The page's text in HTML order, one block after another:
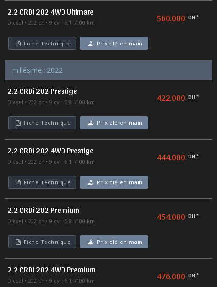
2.2 CRDi 202 4WD Ultimate
Diesel 202 ch 9 cv 6,1 l/100 km 560.000 DH *
Fiche Technique Prix clé en main
millésime : 2022
2.2 CRDi 202 Prestige
Diesel 202 ch 9 cv 5,8 l/100 km 422.000 DH *
Fiche Technique Prix clé en main
2.2 CRDi 202 4WD Prestige
Diesel 202 ch 9 cv 6,1 l/100 km 444.000 DH *
Fiche Technique Prix clé en main
2.2 CRDi 202 Premium
Diesel 202 ch 9 cv 5,8 l/100 km 454.000 DH *
Fiche Technique Prix clé en main
2.2 CRDi 202 4WD Premium
Diesel 202 ch 9 cv 6,1 l/100 km 476.000 DH *